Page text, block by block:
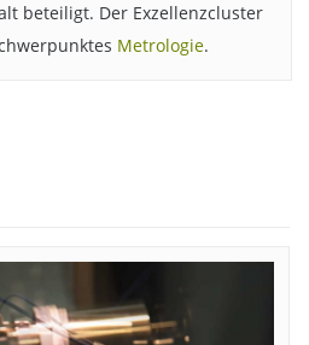
beteiligt. Der Exzellenzcluster
Metrologie.